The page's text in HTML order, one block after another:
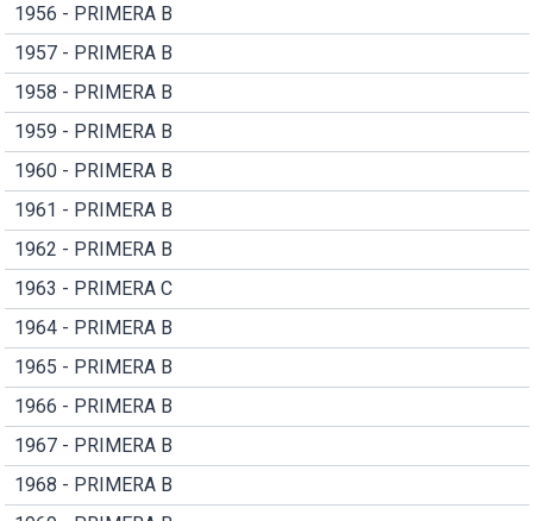
1956 - PRIMERA B
1957 - PRIMERA B
1958 - PRIMERA B
1959 - PRIMERA B
1960 - PRIMERA B
1961 - PRIMERA B
1962 - PRIMERA B
1963 - PRIMERA C
1964 - PRIMERA B
1965 - PRIMERA B
1966 - PRIMERA B
1967 - PRIMERA B
1968 - PRIMERA B